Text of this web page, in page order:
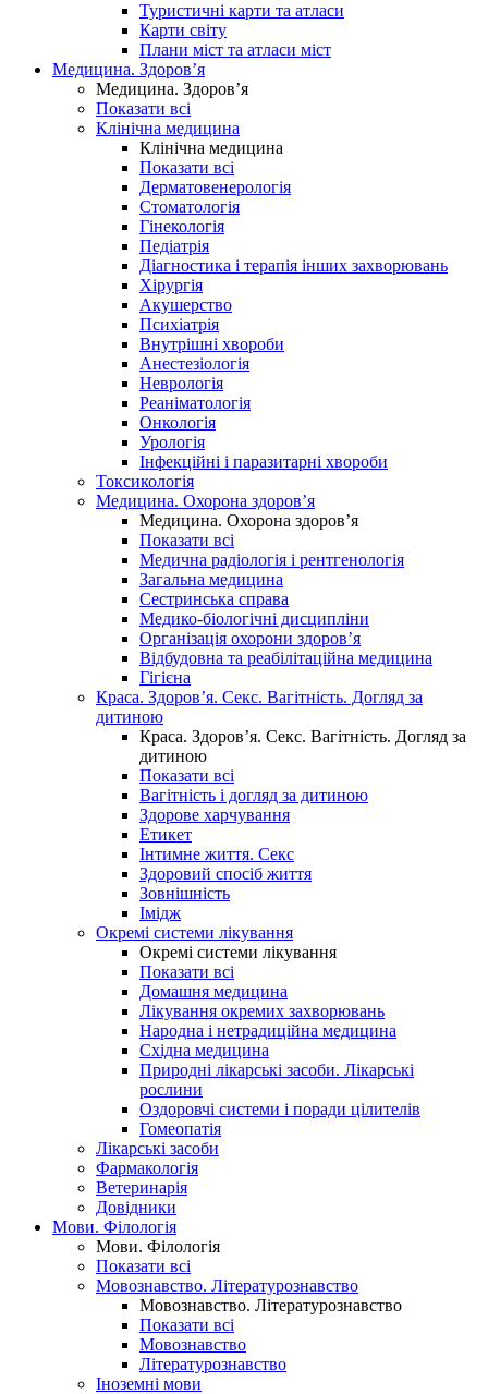
Туристичні карти та атласи
Карти світу
Плани міст та атласи міст
Медицина. Здоров’я
Медицина. Здоров’я
Показати всі
Клінічна медицина
Клінічна медицина
Показати всі
Дерматовенерологія
Стоматологія
Гінекологія
Педіатрія
Діагностика і терапія інших захворювань
Хірургія
Акушерство
Психіатрія
Внутрішні хвороби
Анестезіологія
Неврологія
Реаніматологія
Онкологія
Урологія
Інфекційні і паразитарні хвороби
Токсикологія
Медицина. Охорона здоров’я
Медицина. Охорона здоров’я
Показати всі
Медична радіологія і рентгенологія
Загальна медицина
Сестринська справа
Медико-біологічні дисципліни
Організація охорони здоров’я
Відбудовна та реабілітаційна медицина
Гігієна
Краса. Здоров’я. Секс. Вагітність. Догляд за
дитиною
Краса. Здоров’я. Секс. Вагітність. Догляд за
дитиною
Показати всі
Вагітність і догляд за дитиною
Здорове харчування
Етикет
Інтимне життя. Секс
Здоровий спосіб життя
Зовнішність
Імідж
Окремі системи лікування
Окремі системи лікування
Показати всі
Домашня медицина
Лікування окремих захворювань
Народна і нетрадиційна медицина
Східна медицина
Природні лікарські засоби. Лікарські
рослини
Оздоровчі системи і поради цілителів
Гомеопатія
Лікарські засоби
Фармакологія
Ветеринарія
Довідники
Мови. Філологія
Мови. Філологія
Показати всі
Мовознавство. Літературознавство
Мовознавство. Літературознавство
Показати всі
Мовознавство
Літературознавство
Іноземні мови